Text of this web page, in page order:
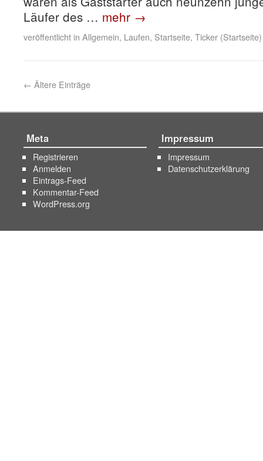
Läufer des … mehr →
veröffentlicht in Allgemein, Laufen, Startseite, Ticker (Startseite)
← Ältere Einträge
Meta
Registrieren
Anmelden
Eintrags-Feed
Kommentar-Feed
WordPress.org
Impressum
Impressum
Datenschutzerklärung